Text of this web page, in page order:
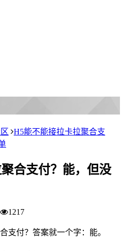
H5能不能接拉卡拉聚合支
合支付？能，但没
1217
支付？答案就一个字： 能。